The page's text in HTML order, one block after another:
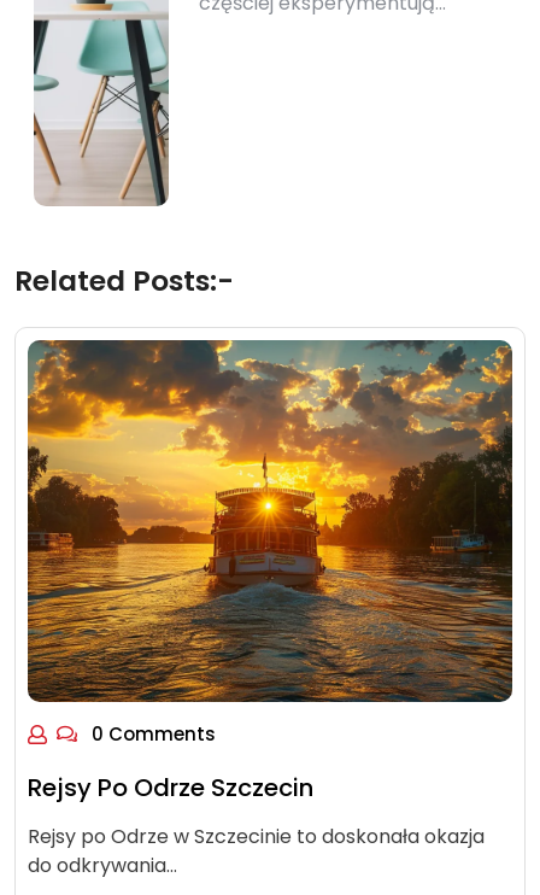
Related Posts:-
0 Comments
Rejsy Po Odrze Szczecin
Rejsy po Odrze w Szczecinie to doskonała okazja
do odkrywania…